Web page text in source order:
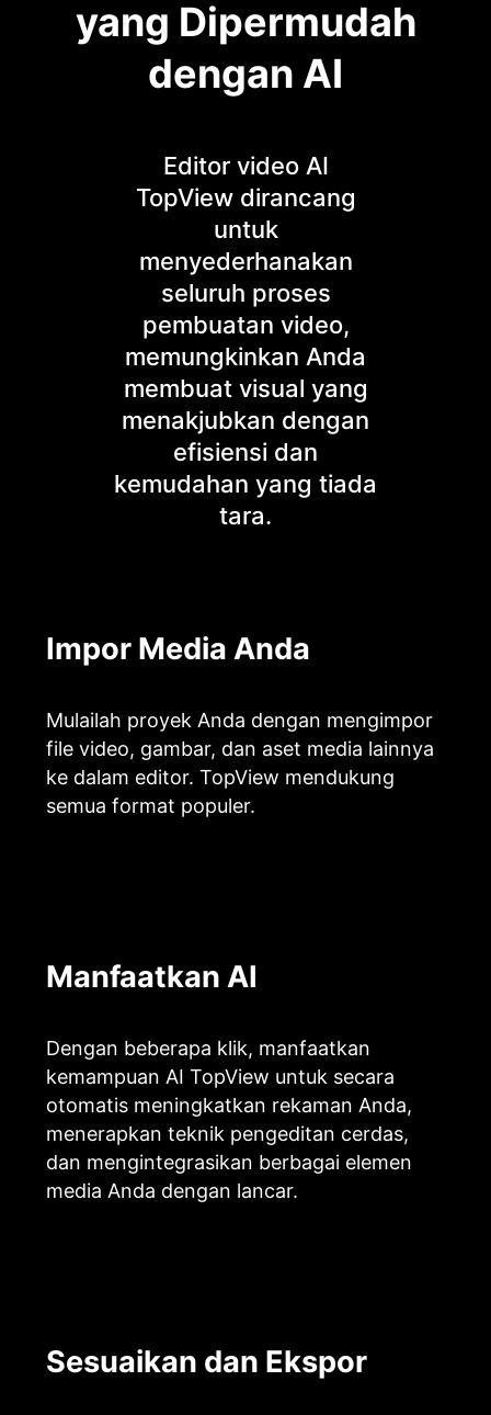
yang Dipermudah
dengan AI
Editor video AI
TopView dirancang
untuk
menyederhanakan
seluruh proses
pembuatan video,
memungkinkan Anda
membuat visual yang
menakjubkan dengan
efisiensi dan
kemudahan yang tiada
tara.
Impor Media Anda
Mulailah proyek Anda dengan mengimpor
file video, gambar, dan aset media lainnya
ke dalam editor. TopView mendukung
semua format populer.
Manfaatkan AI
Dengan beberapa klik, manfaatkan
kemampuan AI TopView untuk secara
otomatis meningkatkan rekaman Anda,
menerapkan teknik pengeditan cerdas,
dan mengintegrasikan berbagai elemen
media Anda dengan lancar.
Sesuaikan dan Ekspor